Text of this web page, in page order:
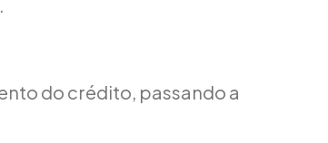
do crédito, passando a